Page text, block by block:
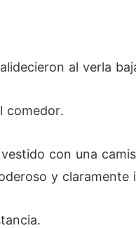
al verla
comedor.
con una
y claramente